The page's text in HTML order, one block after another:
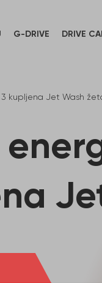
G-DRIVE DRIVE
kupljena Jet Wash